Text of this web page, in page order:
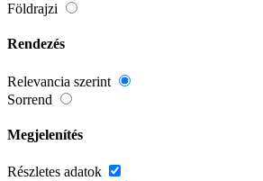
Földrajzi
Rendezés
Relevancia szerint
Sorrend
Megjelenítés
Részletes adatok